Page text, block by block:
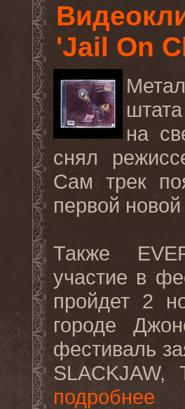
'Jail On
штата
на
снял
Сам трек
первой
Также
участие в
пройдет 2
городе
фестиваль
SLACKJAW,
подробнее